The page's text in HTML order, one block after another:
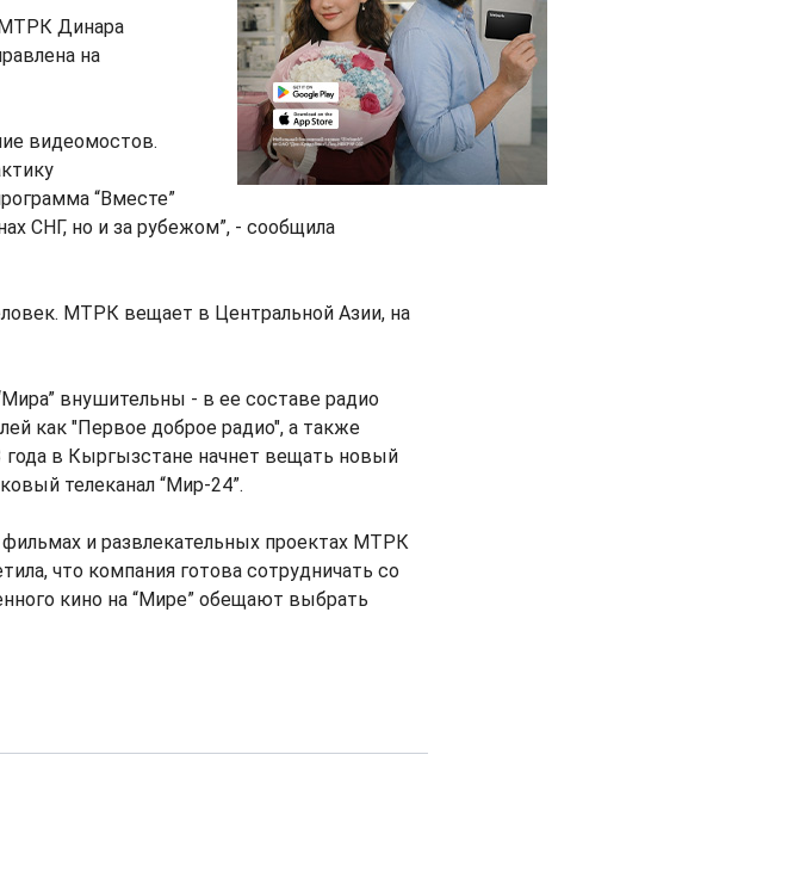
МТРК Динара
на
видеомостов.
“Вместе”
СНГ, но и за рубежом”, - сообщила
МТРК вещает в Центральной Азии, на
внушительны - в ее составе радио
как "Первое доброе радио", а также
года в Кыргызстане начнет вещать новый
телеканал “Мир-24”.
и развлекательных проектах МТРК
что компания готова сотрудничать со
кино на “Мире” обещают выбрать